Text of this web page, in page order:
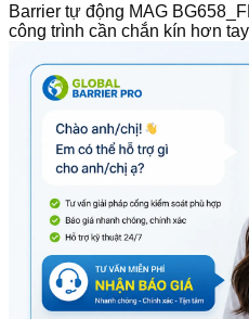
Barrier tự động MAG
công trình cần chắn kín hơn